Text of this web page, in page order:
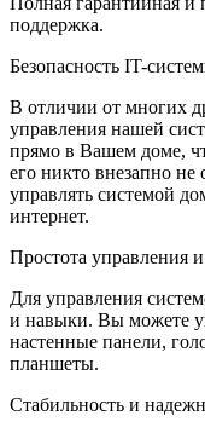
поддержка.
Безопасность IT-
В отличии от многих
управления нашей
прямо в Вашем доме,
его никто внезапно
управлять системой
интернет.
Простота управления
Для управления
и навыки. Вы можете
настенные панели,
планшеты.
Стабильность и